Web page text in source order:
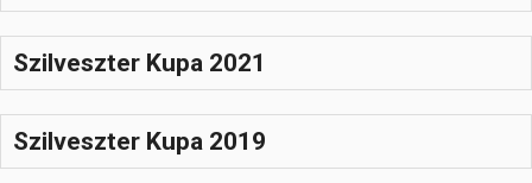
Szilveszter Kupa 2021
Szilveszter Kupa 2019